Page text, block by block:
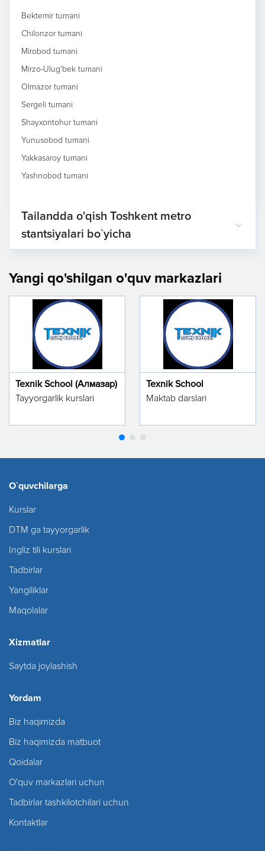
Bektemir tumani
Chilonzor tumani
Mirobod tumani
Mirzo-Ulug'bek tumani
Olmazor tumani
Sergeli tumani
Shayxontohur tumani
Yunusobod tumani
Yakkasaroy tumani
Yashnobod tumani
Tailandda o'qish Toshkent metro
stantsiyalari bo`yicha
Yangi qo'shilgan o'quv markazlari
Texnik School (Алмазар)
Tayyorgarlik kurslari
Texnik School
Maktab darslari
O`quvchilarga
Kurslar
DTM ga tayyorgarlik
Ingliz tili kurslari
Tadbirlar
Yangiliklar
Maqolalar
Xizmatlar
Saytda joylashish
Yordam
Biz haqimizda
Biz haqimizda matbuot
Qoidalar
O'quv markazlari uchun
Tadbirlar tashkilotchilari uchun
Kontaktlar